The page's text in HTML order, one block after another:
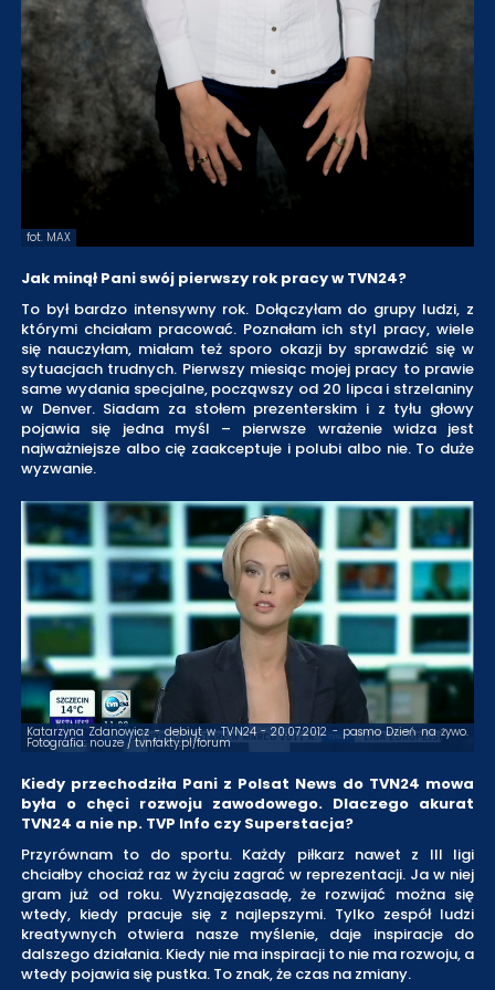
fot. MAX
Jak minął Pani swój pierwszy rok pracy w TVN24?
To był bardzo intensywny rok. Dołączyłam do grupy ludzi, z
którymi chciałam pracować. Poznałam ich styl pracy, wiele
się nauczyłam, miałam też sporo okazji by sprawdzić się w
sytuacjach trudnych. Pierwszy miesiąc mojej pracy to prawie
same wydania specjalne, począwszy od 20 lipca i strzelaniny
w Denver. Siadam za stołem prezenterskim i z tyłu głowy
pojawia się jedna myśl – pierwsze wrażenie widza jest
najważniejsze albo cię zaakceptuje i polubi albo nie. To duże
wyzwanie.
Katarzyna Zdanowicz - debiut w TVN24 - 20.07.2012 - pasmo Dzień na żywo.
Fotografia: nouze / tvnfakty.pl/forum
Kiedy przechodziła Pani z Polsat News do TVN24 mowa
była o chęci rozwoju zawodowego. Dlaczego akurat
TVN24 a nie np. TVP Info czy Superstacja?
Przyrównam to do sportu. Każdy piłkarz nawet z III ligi
chciałby chociaż raz w życiu zagrać w reprezentacji. Ja w niej
gram już od roku. Wyznajęzasadę, że rozwijać można się
wtedy, kiedy pracuje się z najlepszymi. Tylko zespół ludzi
kreatywnych otwiera nasze myślenie, daje inspiracje do
dalszego działania. Kiedy nie ma inspiracji to nie ma rozwoju, a
wtedy pojawia się pustka. To znak, że czas na zmiany.